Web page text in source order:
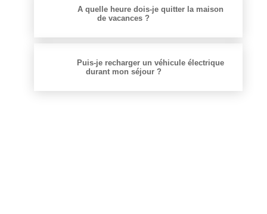
A quelle heure dois-je quitter la maison
de vacances ?
Puis-je recharger un véhicule électrique
durant mon séjour ?